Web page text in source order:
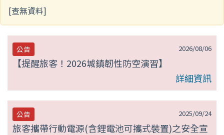
[查無資料]
2026/08/06
公告
【提醒旅客！2026城鎮韌性防空演習】
詳細資訊
2025/09/24
公告
旅客攜帶行動電源(含鋰電池可攜式裝置)之安全宣